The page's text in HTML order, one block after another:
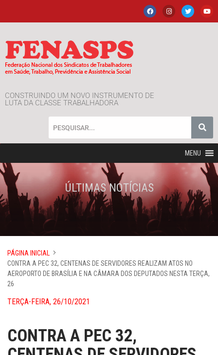
CONSTRUINDO UM NOVO INSTRUMENTO DE
LUTA DA CLASSE TRABALHADORA
MENU
ÚLTIMAS NOTÍCIAS
PÁGINA INICIAL
CONTRA A PEC 32, CENTENAS DE SERVIDORES REALIZAM ATOS NO
AEROPORTO DE BRASÍLIA E NA CÂMARA DOS DEPUTADOS NESTA TERÇA,
26
TERÇA-FEIRA, 26/10/2021
CONTRA A PEC 32,